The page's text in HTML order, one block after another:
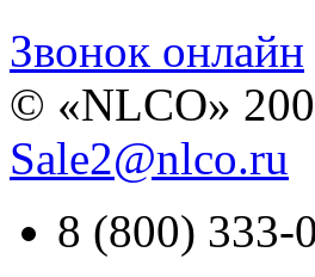
Звонок онлайн
© «NLCO»
Sale2@nlco.ru
8 (800) 333-